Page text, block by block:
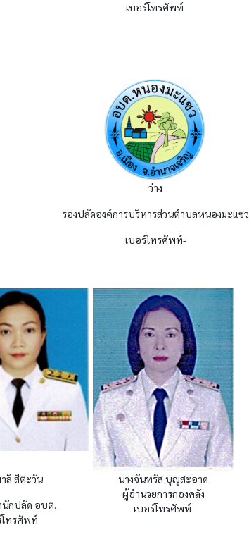
เบอร์โทรศัพท์
ว่าง
รองปลัดองค์การบริหารส่วนตำบลหนองมะแซว
เบอร์โทรศัพท์-
ลี สีตะวัน
กปลัด อบต.
โทรศัพท์
นางจันทรัส บุญสะอาด
ผู้อำนวยการกองคลัง
เบอร์โทรศัพท์